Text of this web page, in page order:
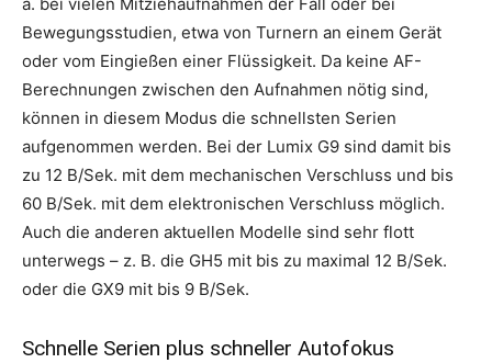
a. bei vielen Mitziehaufnahmen der Fall oder bei
Bewegungsstudien, etwa von Turnern an einem Gerät
oder vom Eingießen einer Flüssigkeit. Da keine AF-
Berechnungen zwischen den Aufnahmen nötig sind,
können in diesem Modus die schnellsten Serien
aufgenommen werden. Bei der Lumix G9 sind damit bis
zu 12 B/Sek. mit dem mechanischen Verschluss und bis
60 B/Sek. mit dem elektronischen Verschluss möglich.
Auch die anderen aktuellen Modelle sind sehr flott
unterwegs – z. B. die GH5 mit bis zu maximal 12 B/Sek.
oder die GX9 mit bis 9 B/Sek.
Schnelle Serien plus schneller Autofokus